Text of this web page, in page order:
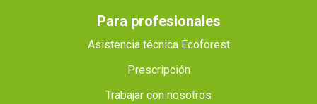
Para profesionales
Asistencia técnica Ecoforest
Prescripción
Trabajar con nosotros